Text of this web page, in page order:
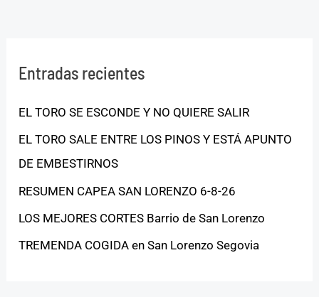
Entradas recientes
EL TORO SE ESCONDE Y NO QUIERE SALIR
EL TORO SALE ENTRE LOS PINOS Y ESTÁ APUNTO
DE EMBESTIRNOS
RESUMEN CAPEA SAN LORENZO 6-8-26
LOS MEJORES CORTES Barrio de San Lorenzo
TREMENDA COGIDA en San Lorenzo Segovia